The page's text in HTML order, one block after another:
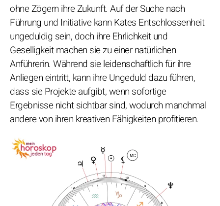
ohne Zögern ihre Zukunft. Auf der Suche nach
Führung und Initiative kann Kates Entschlossenheit
ungeduldig sein, doch ihre Ehrlichkeit und
Geselligkeit machen sie zu einer natürlichen
Anführerin. Während sie leidenschaftlich für ihre
Anliegen eintritt, kann ihre Ungeduld dazu führen,
dass sie Projekte aufgibt, wenn sofortige
Ergebnisse nicht sichtbar sind, wodurch manchmal
andere von ihren kreativen Fähigkeiten profitieren.